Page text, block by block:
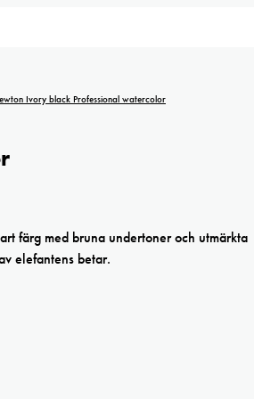
Ivory black Professional watercolor
färg med bruna undertoner och utmärkta
elefantens betar.